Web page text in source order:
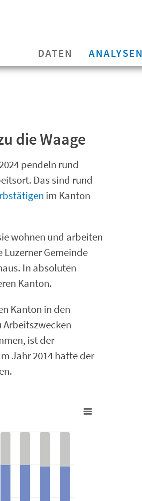
DATEN ANALYSEN
die Waage
pendeln rund
Das sind rund
im Kanton
wohnen und arbeiten
Luzerner Gemeinde
In absoluten
Kanton.
Kanton in den
Arbeitszwecken
ist der
Jahr 2014 hatte der
2010